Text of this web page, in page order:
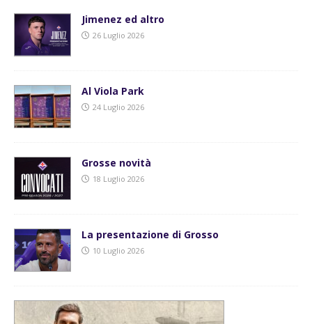
Jimenez ed altro
26 Luglio 2026
Al Viola Park
24 Luglio 2026
Grosse novità
18 Luglio 2026
La presentazione di Grosso
10 Luglio 2026